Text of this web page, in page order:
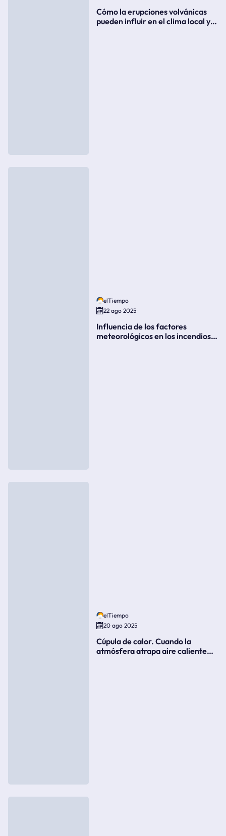
Cómo la erupciones volvánicas
pueden influir en el clima local y
elTiempo
22 ago 2025
Influencia de los factores
meteorológicos en los incendios
elTiempo
20 ago 2025
Cúpula de calor. Cuando la
atmósfera atrapa aire caliente